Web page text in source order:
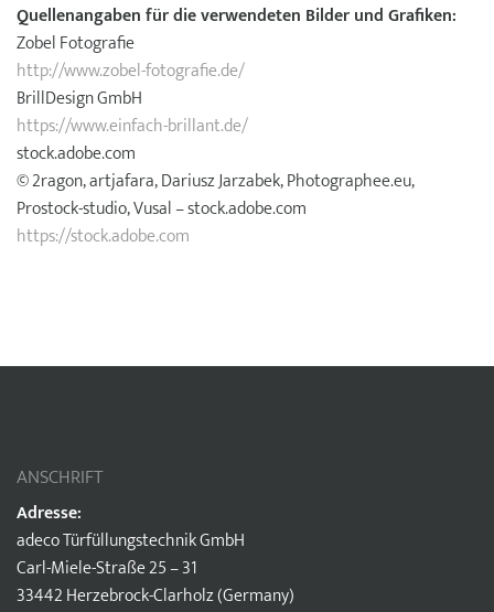
Quellenangaben für die verwendeten Bilder und Grafiken:
Zobel Fotografie
http://www.zobel-fotografie.de/
BrillDesign GmbH
https://www.einfach-brillant.de/
stock.adobe.com
© 2ragon, artjafara, Dariusz Jarzabek, Photographee.eu,
Prostock-studio, Vusal – stock.adobe.com
https://stock.adobe.com
ANSCHRIFT
Adresse:
adeco Türfüllungstechnik GmbH
Carl-Miele-Straße 25 – 31
33442 Herzebrock-Clarholz (Germany)